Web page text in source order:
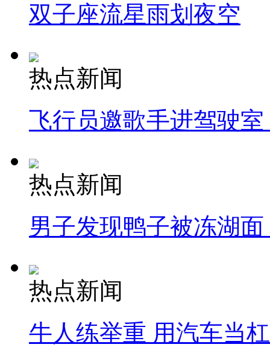
双子座流星雨划夜空
热点新闻
飞行员邀歌手进驾驶
热点新闻
男子发现鸭子被冻湖
热点新闻
牛人练举重 用汽车当